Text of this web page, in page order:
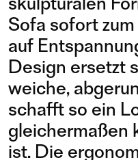
COMPOSITION 09/
Sofa sofort
auf
Design ersetzt
weiche,
schafft so ein
gleichermaßen
ist. Die